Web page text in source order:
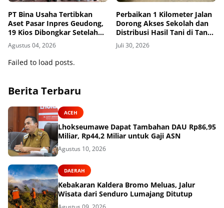
PT Bina Usaha Tertibkan
Aset Pasar Inpres Geudong,
19 Kios Dibongkar Setelah
HGB Berakhir
Agustus 04, 2026
Perbaikan 1 Kilometer Jalan
Dorong Akses Sekolah dan
Distribusi Hasil Tani di Tanah
Luas
Juli 30, 2026
Failed to load posts.
Berita Terbaru
ACEH
Lhokseumawe Dapat Tambahan DAU Rp86,95
Miliar, Rp44,2 Miliar untuk Gaji ASN
Agustus 10, 2026
DAERAH
Kebakaran Kaldera Bromo Meluas, Jalur
Wisata dari Senduro Lumajang Ditutup